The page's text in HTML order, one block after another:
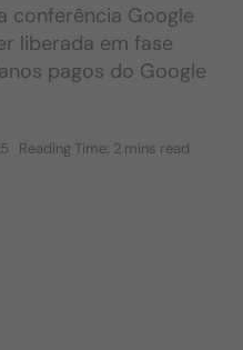
conferência Google
liberada em fase
pagos do Google
Reading Time: 2 mins read